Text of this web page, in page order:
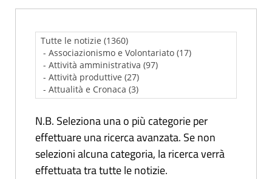
N.B. Seleziona una o più categorie per
effettuare una ricerca avanzata. Se non
selezioni alcuna categoria, la ricerca verrà
effettuata tra tutte le notizie.